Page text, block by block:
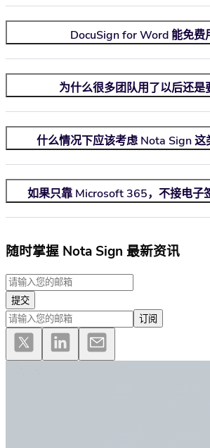
DocuSign for Word 能免费
为什么很多团队用了以后还是
什么情况下应该考虑 Nota Sign这
如果只靠 Microsoft 365，不接电子
随时掌握 Nota Sign 最新资讯
提交
订阅